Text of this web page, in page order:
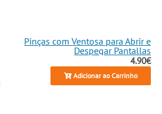
Pinças com Ventosa para Abrir e
Despegar Pantallas
4.90€
Adicionar ao Carrinho